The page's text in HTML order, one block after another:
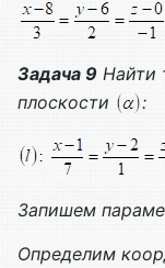
Задача 9 Найти
плоскости
:
Запишем
Определим